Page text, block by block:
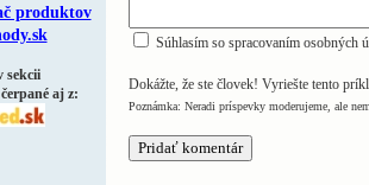
produktov
sekcii
aj z:
Súhlasím so spracovaním osobných
Dokážte, že ste človek! Vyriešte tento
Poznámka: Neradi príspevky moderujeme, ale